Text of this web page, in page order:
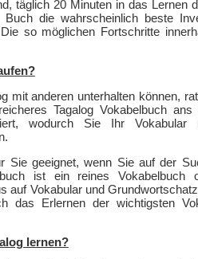
täglich 20 Minuten in das Lernen
die wahrscheinlich beste
so möglichen Fortschritte
mit anderen unterhalten können,
Tagalog Vokabelbuch
wodurch Sie Ihr Vokabular
geeignet, wenn Sie auf der
ist ein reines Vokabelbuch
auf Vokabular und
das Erlernen der wichtigsten
lernen?